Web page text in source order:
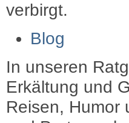
verbirgt.
Blog
In unseren
Erkältung und
Reisen, Humor